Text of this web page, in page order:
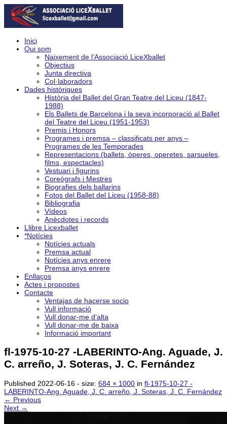
Inici
Qui som
Naixement de l’Associació LiceXballet
Objectius
Junta directiva
Col·laboradors
Dades històriques
Història del Ballet del Gran Teatre del Liceu (1847-
1988)
Els Ballets de Barcelona i la seva incorporació al Ballet
del Teatre del Liceu (1951-1953)
Premis i Honors
Programes i premsa – classificats per anys –
Programes de les Temporades
Representacions (ballets, òperes, operetes, sarsueles,
films, espectacles)
Vestuari i figurins
Coreògrafs i Mestres
Biografies dels ballarins
Fotos del Ballet del Liceu (1958-88)
Bibliografia
Vídeos
Anècdotes i records
Llibre Licexballet
*Notícies
Notícies actuals
Premsa actual
Notícies anys enrere
Premsa anys enrere
Enllaços
Actes i propostes
Contacte
Ventajas de hacerse socio
Vull informació
Vull donar-me d’alta
Vull donar-me de baixa
Informació important
fl-1975-10-27 -LABERINTO-Ang. Aguade, J.
C. arreño, J. Soteras, J. C. Fernández
Published 2022-06-16 - size: 684 × 1000 in fl-1975-10-27 -
LABERINTO-Ang. Aguade, J. C. arreño, J. Soteras, J. C. Fernández
← Previous
Next →